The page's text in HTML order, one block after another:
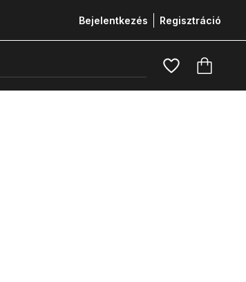
Bejelentkezés Regisztráció